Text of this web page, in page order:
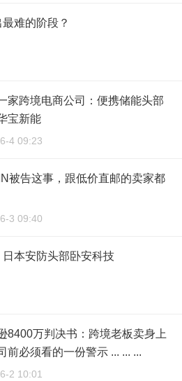
难的阶段？
家跨境电商公司：便携储能头部
宝新能
4 09:23
被告这事，跟低价直邮的卖家都
3 09:40
本安防头部卧安科技
8400万判决书：跨境老板卖身上
前必须看的一份警示 ... ... ...
2 10:01